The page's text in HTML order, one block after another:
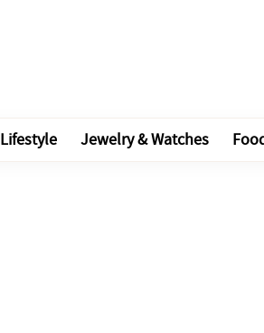
Lifestyle Jewelry & Watches